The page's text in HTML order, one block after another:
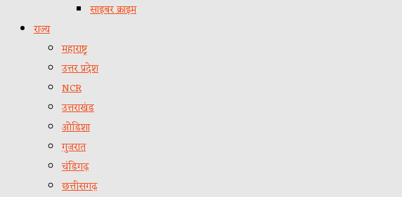
साइबर क्राइम
राज्य
महाराष्ट्र
उत्तर प्रदेश
NCR
उत्तराखंड
ओडिशा
गुजरात
चंडिगढ़
छत्तीसगढ़